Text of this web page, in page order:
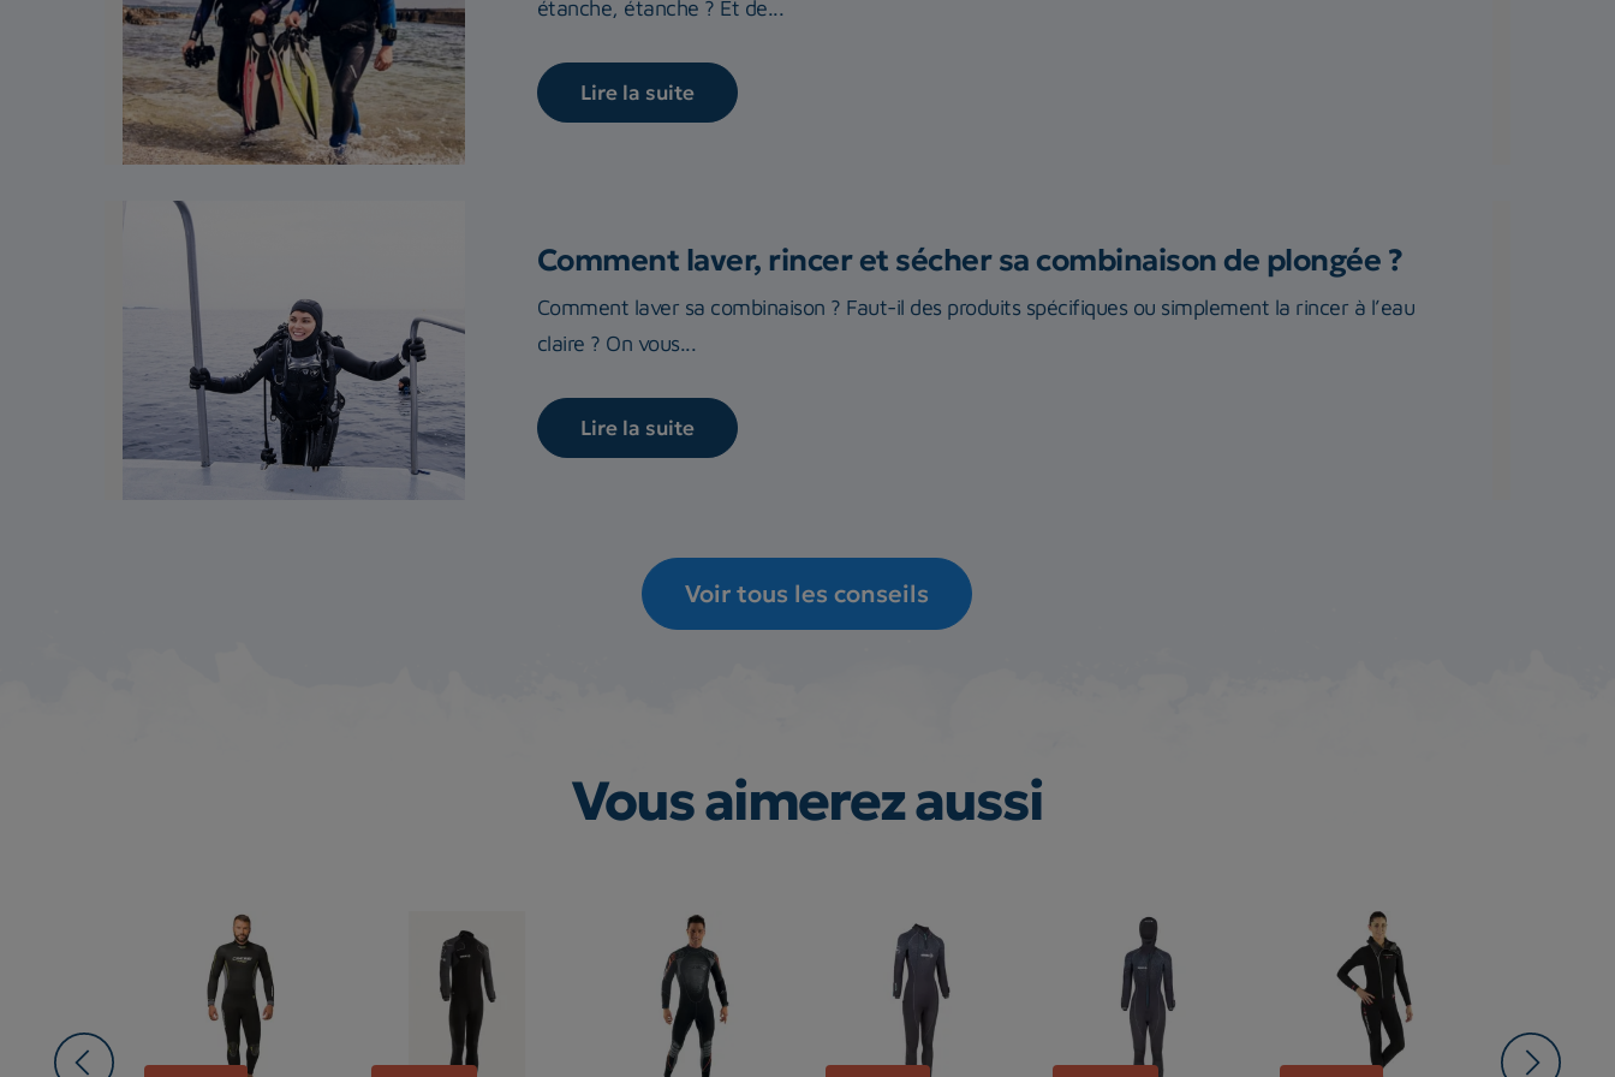
étanche, étanche ? Et de...
Lire la suite
Comment laver, rincer et sécher sa combinaison de plongée ?
Comment laver sa combinaison ? Faut-il des produits spécifiques ou simplement la rincer à l’eau
claire ? On vous...
Lire la suite
Voir tous les conseils
Vous aimerez aussi